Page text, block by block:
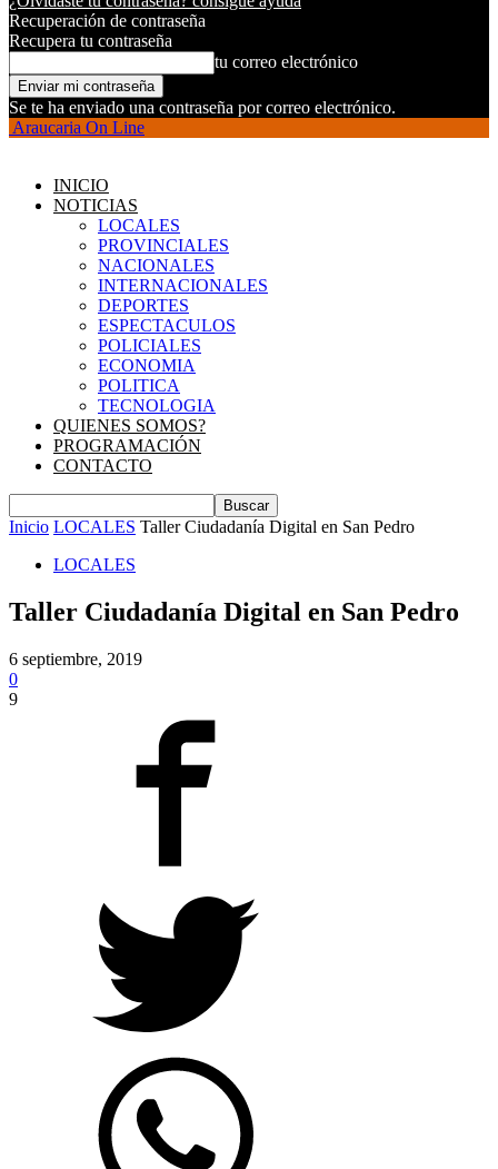
Recuperación de contraseña
Recupera tu contraseña
tu correo electrónico
Se te ha enviado una contraseña por correo electrónico.
Araucaria On Line
INICIO
NOTICIAS
LOCALES
PROVINCIALES
NACIONALES
INTERNACIONALES
DEPORTES
ESPECTACULOS
POLICIALES
ECONOMIA
POLITICA
TECNOLOGIA
QUIENES SOMOS?
PROGRAMACIÓN
CONTACTO
Inicio LOCALES Taller Ciudadanía Digital en San Pedro
LOCALES
Taller Ciudadanía Digital en San Pedro
6 septiembre, 2019
0
9